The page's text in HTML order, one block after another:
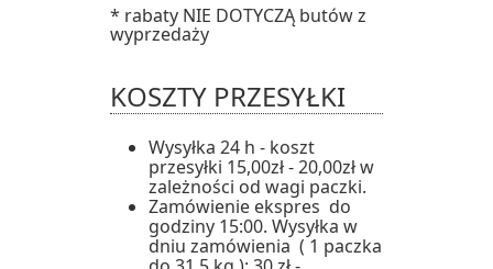
* rabaty NIE DOTYCZĄ butów z
wyprzedaży
KOSZTY PRZESYŁKI
Wysyłka 24 h - koszt
przesyłki 15,00zł - 20,00zł w
zależności od wagi paczki.
Zamówienie ekspres do
godziny 15:00. Wysyłka w
dniu zamówienia ( 1 paczka